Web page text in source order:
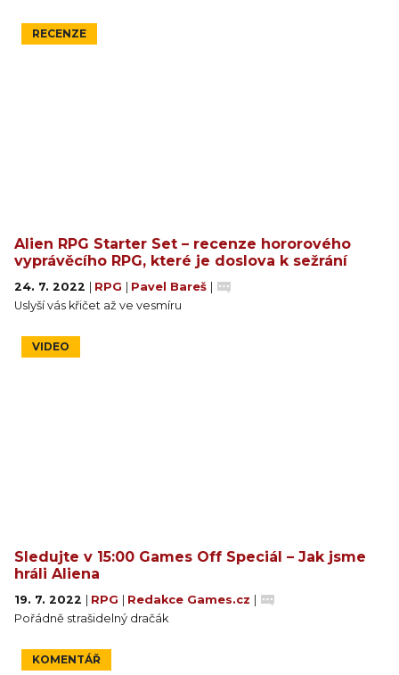
RECENZE
Alien RPG Starter Set – recenze hororového
vyprávěcího RPG, které je doslova k sežrání
24. 7. 2022 | RPG | Pavel Bareš |
Uslyší vás křičet až ve vesmíru
VIDEO
Sledujte v 15:00 Games Off Speciál – Jak jsme
hráli Aliena
19. 7. 2022 | RPG | Redakce Games.cz |
Pořádně strašidelný dračák
KOMENTÁŘ